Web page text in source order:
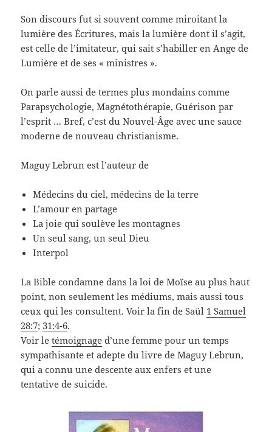
Son discours fut si souvent comme miroitant la
lumière des Écritures, mais la lumière dont il s’agit,
est celle de l’imitateur, qui sait s’habiller en Ange de
Lumière et de ses « ministres ».
On parle aussi de termes plus mondains comme
Parapsychologie, Magnétothérapie, Guérison par
l’esprit … Bref, c’est du Nouvel-Âge avec une sauce
moderne de nouveau christianisme.
Maguy Lebrun est l’auteur de
Médecins du ciel, médecins de la terre
L’amour en partage
La joie qui soulève les montagnes
Un seul sang, un seul Dieu
Interpol
La Bible condamne dans la loi de Moïse au plus haut
point, non seulement les médiums, mais aussi tous
ceux qui les consultent. Voir la fin de Saül 1 Samuel
28:7; 31:4-6.
Voir letémoignage d’une femme pour un temps
sympathisante et adepte du livre de Maguy Lebrun,
qui a connu une descente aux enfers et une
tentative de suicide.